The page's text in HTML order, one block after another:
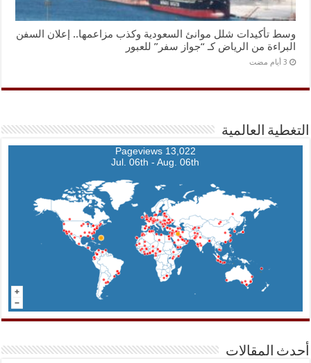
وسط تأكيدات شلل موانئ السعودية وكذب مزاعمها.. إعلان السفن
البراءة من الرياض كـ “جواز سفر” للعبور
التغطية العالمية
13,022 Pageviews
Jul. 06th - Aug. 06th
أحدث المقالات